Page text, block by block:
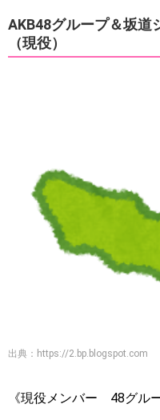
AKB48グループ＆坂道
（現役）
出典： https://2.bp.blogspot.com
《現役メンバー 48グル